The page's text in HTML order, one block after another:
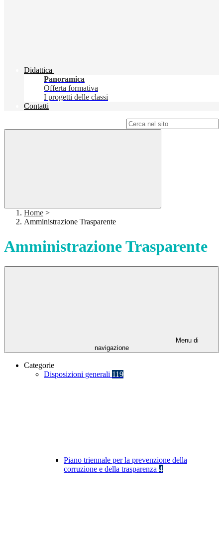
Didattica
Panoramica
Offerta formativa
I progetti delle classi
Contatti
Home >
Amministrazione Trasparente
Amministrazione Trasparente
Menu di
navigazione
Categorie
Disposizioni generali 119
Piano triennale per la prevenzione della
corruzione e della trasparenza 4